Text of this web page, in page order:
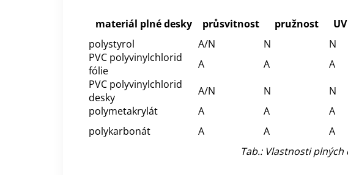
materiál plné desky průsvitnost pružnost
polystyrol
A/N N N
PVC polyvinylchlorid
fólie
A A A
PVC polyvinylchlorid
desky
A/N N N
polymetakrylát
A A A
polykarbonát
A A A
Tab.: Vlastnosti plných